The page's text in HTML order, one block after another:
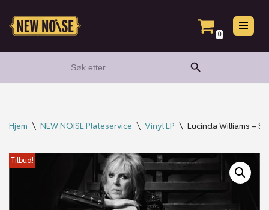
Hopp
0
for:
Search Button
Hjem \ NEW NOISE Plateservice \ Vinyl LP \ Lucinda Williams –
Tilbud!